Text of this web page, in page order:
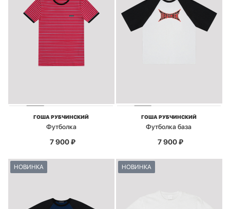
ГОША РУБЧИНСКИЙ
Футболка
7 900₽
ГОША РУБЧИНСКИЙ
Футболка база
7 900₽
НОВИНКА НОВИНКА